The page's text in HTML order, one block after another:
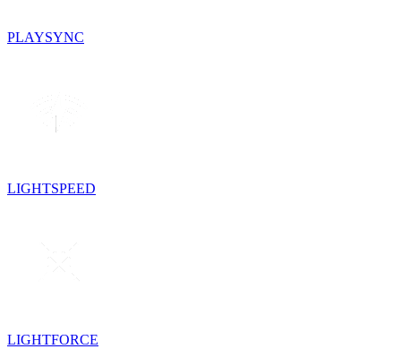
PLAYSYNC
LIGHTSPEED
LIGHTFORCE